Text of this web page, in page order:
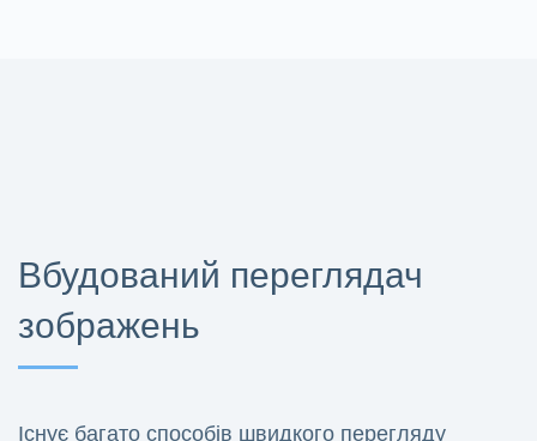
Вбудований переглядач
зображень
Існує багато способів швидкого перегляду